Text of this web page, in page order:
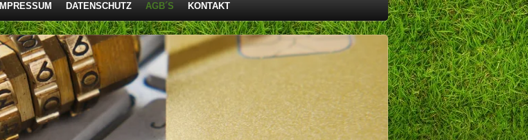
IMPRESSUM DATENSCHUTZ AGB´S KONTAKT